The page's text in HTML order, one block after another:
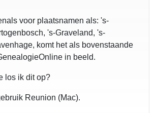
voor plaatsnamen als: 's-
's-Graveland, 's-
komt het als bovenstaande
in beeld.
los ik dit op?
Reunion (Mac).